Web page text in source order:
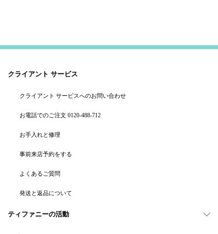
クライアント サービス
クライアント サービスへのお問い合わせ
お電話でのご注文 0120-488-712
お手入れと修理
事前来店予約をする
よくあるご質問
発送と返品について
ティファニーの活動